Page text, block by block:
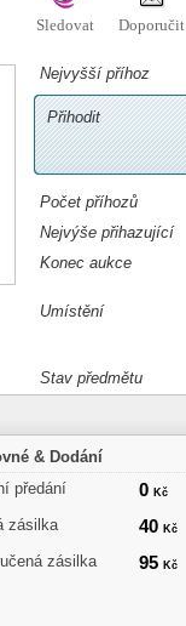
Sledovat Doporučit
Nejvyšší příhoz
Přihodit
Počet příhozů
Nejvýše přihazující
Konec aukce
Umístění
Stav předmětu
& Dodání
předání
0Kč
zásilka 40Kč
zásilka 95Kč